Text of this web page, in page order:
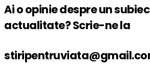
Ai o opinie despre un
actualitate? Scrie-ne la